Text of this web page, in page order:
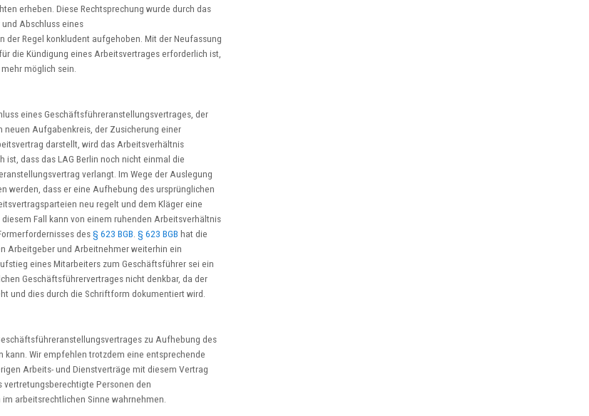
erheben. Diese Rechtsprechung wurde durch das
Abschluss eines
Regel konkludent aufgehoben. Mit der Neufassung
die Kündigung eines Arbeitsvertrages erforderlich ist,
möglich sein.
eines Geschäftsführeranstellungsvertrages, der
Aufgabenkreis, der Zusicherung einer
darstellt, wird das Arbeitsverhältnis
ist, dass das LAG Berlin noch nicht einmal die
verlangt. Im Wege der Auslegung
werden, dass er eine Aufhebung des ursprünglichen
neu regelt und dem Kläger eine
Fall kann von einem ruhenden Arbeitsverhältnis
des§ 623 BGB § 623 BGB hat die
Arbeitgeber und Arbeitnehmer weiterhin ein
eines Mitarbeiters zum Geschäftsführer sei ein
Geschäftsführervertrages nicht denkbar, da der
und dies durch die Schriftform dokumentiert wird.
zu Aufhebung des
kann. Wir empfehlen trotzdem eine entsprechende
Arbeits- und Dienstverträge mit diesem Vertrag
Personen den
arbeitsrechtlichen Sinne wahrnehmen.